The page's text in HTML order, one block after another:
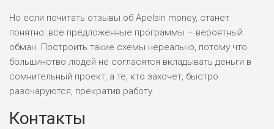
Но если почитать отзывы об Apelsin money, станет
понятно: все предложенные программы – вероятный
обман. Построить такие схемы нереально, потому что
большинство людей не согласятся вкладывать деньги в
сомнительный проект, а те, кто захочет, быстро
разочаруются, прекратив работу.
Контакты